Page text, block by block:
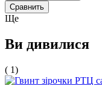
Сравнить
Ще
Ви дивилися
( 1)